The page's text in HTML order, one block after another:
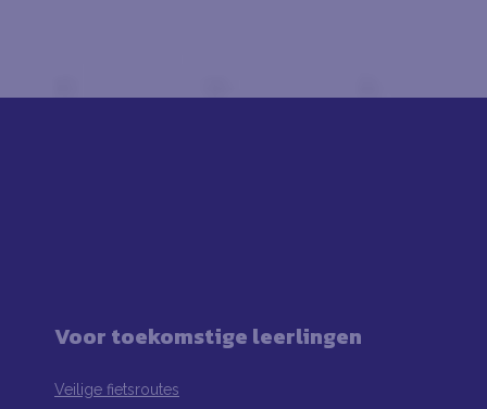
Voor toekomstige leerlingen
Veilige fietsroutes